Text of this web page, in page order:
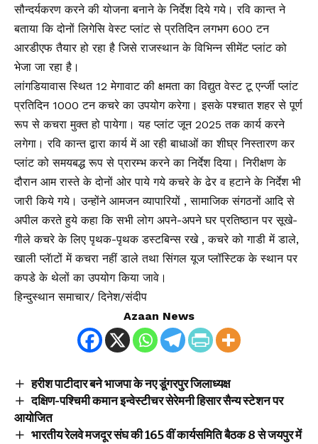
सौन्दर्यकरण करने की योजना बनाने के निर्देश दिये गये। रवि कान्त ने
बताया कि दोनों लिगेसि वेस्ट प्लांट से प्रतिदिन लगभग 600 टन
आरडीएफ तैयार हो रहा है जिसे राजस्थान के विभिन्न सीमेंट प्लांट को
भेजा जा रहा है।
लांगडियावास स्थित 12 मेगावाट की क्षमता का विद्युत वेस्ट टू एर्न्जी प्लांट
प्रतिदिन 1000 टन कचरे का उपयोग करेगा। इसके पश्चात शहर से पूर्ण
रूप से कचरा मुक्त हो पायेगा। यह प्लांट जून 2025 तक कार्य करने
लगेगा। रवि कान्त द्वारा कार्य में आ रही बाधाओं का शीघ्र निस्तारण कर
प्लांट को समयबद्ध रूप से प्रारम्भ करने का निर्देश दिया। निरीक्षण के
दौरान आम रास्ते के दोनों ओर पाये गये कचरे के ढेर व हटाने के निर्देश भी
जारी किये गये। उन्होंने आमजन व्यापारियों , सामाजिक संगठनों आदि से
अपील करते हुये कहा कि सभी लोग अपने-अपने घर प्रतिष्ठान पर सूखे-
गीले कचरे के लिए पृथक-पृथक डस्टबिन्स रखे , कचरे को गाडी में डाले,
खाली प्लॅाटों में कचरा नहीं डाले तथा सिंगल यूज प्लॉस्टिक के स्थान पर
कपडे के थेलों का उपयोग किया जावे।
हिन्दुस्थान समाचार/ दिनेश/संदीप
Azaan News
हरीश पाटीदार बने भाजपा के नए डूंगरपुर जिलाध्यक्ष
दक्षिण-पश्चिमी कमान इन्वेस्टीचर सेरेमनी हिसार सैन्य स्टेशन पर
आयोजित
भारतीय रेलवे मजदूर संघ की 165 वीं कार्यसमिति बैठक 8 से जयपुर में